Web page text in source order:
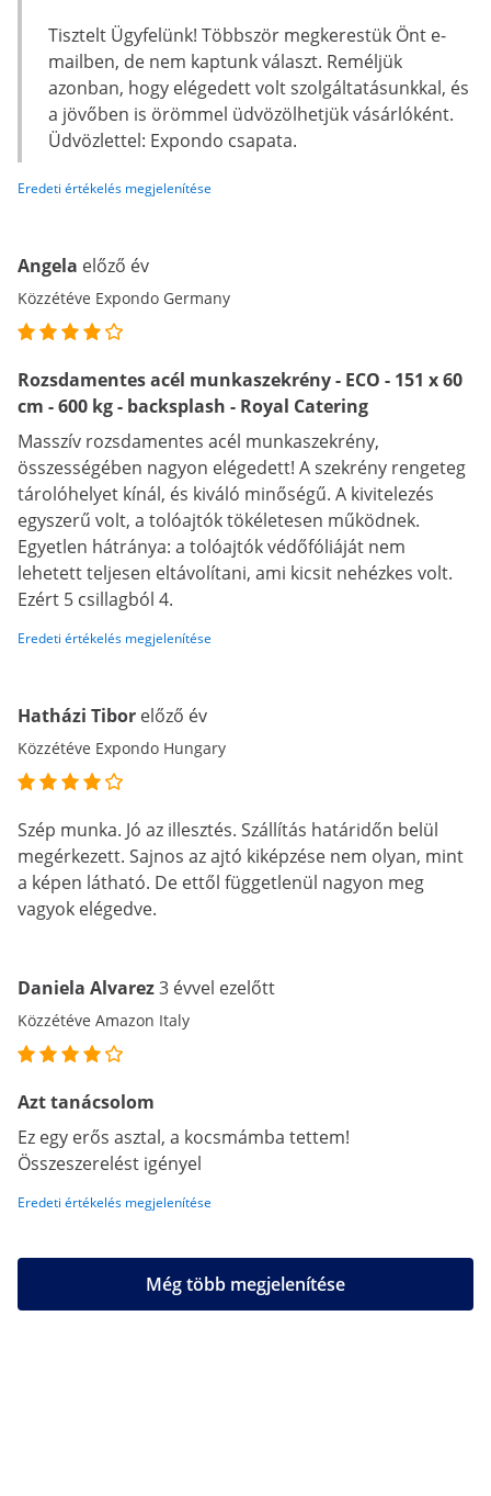
Tisztelt Ügyfelünk! Többször megkerestük Önt e-
mailben, de nem kaptunk választ. Reméljük
azonban, hogy elégedett volt szolgáltatásunkkal, és
a jövőben is örömmel üdvözölhetjük vásárlóként.
Üdvözlettel: Expondo csapata.
Eredeti értékelés megjelenítése
Angela előző év
Közzétéve Expondo Germany
Rozsdamentes acél munkaszekrény - ECO - 151 x 60
cm - 600 kg - backsplash - Royal Catering
Masszív rozsdamentes acél munkaszekrény,
összességében nagyon elégedett! A szekrény rengeteg
tárolóhelyet kínál, és kiváló minőségű. A kivitelezés
egyszerű volt, a tolóajtók tökéletesen működnek.
Egyetlen hátránya: a tolóajtók védőfóliáját nem
lehetett teljesen eltávolítani, ami kicsit nehézkes volt.
Ezért 5 csillagból 4.
Eredeti értékelés megjelenítése
Hatházi Tibor előző év
Közzétéve Expondo Hungary
Szép munka. Jó az illesztés. Szállítás határidőn belül
megérkezett. Sajnos az ajtó kiképzése nem olyan, mint
a képen látható. De ettől függetlenül nagyon meg
vagyok elégedve.
Daniela Alvarez3 évvel ezelőtt
Közzétéve Amazon Italy
Azt tanácsolom
Ez egy erős asztal, a kocsmámba tettem!
Összeszerelést igényel
Eredeti értékelés megjelenítése
Még több megjelenítése